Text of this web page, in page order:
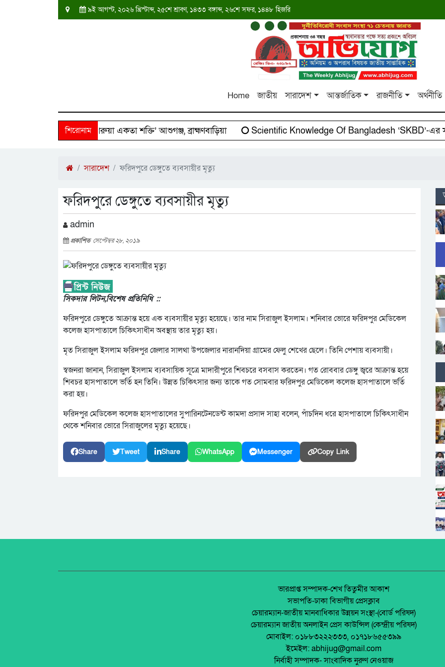
৯ই আগস্ট, ২০২৬ খ্রিস্টাব্দ, ২৫শে শ্রাবণ, ১৪৩৩ বঙ্গাব্দ, ২৬শে সফর, ১৪৪৮ হিজরি
Home জাতীয় সারাদেশ আন্তর্জাতিক রাজনীতি অর্থনীতি
শিরোনাম
পাশে ‘দক্ষিণ তারুয়া একতা শক্তি’ আশুগঞ্জ, ব্রাহ্মণবাড়িয়া Scientific Knowledge Of Bangladesh ‘SKBD’-এর
সারাদেশ ফরিদপুরে ডেঙ্গুতে ব্যবসায়ীর মৃত্যু
ফরিদপুরে ডেঙ্গুতে ব্যবসায়ীর মৃত্যু
admin
প্রকাশিত সেপ্টেম্বর ২৮, ২০১৯
সিকদার লিটন,বিশেষ প্রতিনিধি ::
ফরিদপুরে ডেঙ্গুতে আক্রান্ত হয়ে এক ব্যবসায়ীর মৃত্যু হয়েছে। তার নাম সিরাজুল ইসলাম। শনিবার ভোরে ফরিদপুর মেডিকেল
কলেজ হাসপাতালে চিকিৎসাধীন অবস্থায় তার মৃত্যু হয়।
মৃত সিরাজুল ইসলাম ফরিদপুর জেলার সালথা উপজেলার নারানদিয়া গ্রামের ফেলু শেখের ছেলে। তিনি পেশায় ব্যবসায়ী।
স্বজনরা জানান, সিরাজুল ইসলাম ব্যবসায়িক সূত্রে মাদারীপুরে শিবচরে বসবাস করতেন। গত রোববার ডেঙ্গু জ্বরে আক্রান্ত হয়ে
শিবচর হাসপাতালে ভর্তি হন তিনি। উন্নত চিকিৎসার জন্য তাকে গত সোমবার ফরিদপুর মেডিকেল কলেজ হাসপাতালে ভর্তি
করা হয়।
ফরিদপুর মেডিকেল কলেজ হাসপাতালের সুপারিনটেনডেন্ট কামদা প্রসাদ সাহা বলেন, পাঁচদিন ধরে হাসপাতালে চিকিৎসাধীন
থেকে শনিবার ভোরে সিরাজুলের মৃত্যু হয়েছে।
Share Tweet Share WhatsApp Messenger Copy Link
ভারপ্রাপ্ত সম্পাদক-শেখ তিতুমীর আকাশ
সভাপতি-ঢাকা বিভাগীয় প্রেসক্লাব
চেয়ারম্যান-জাতীয় মানবাধিকার উন্নয়ন সংস্থা-(বোর্ড পরিষদ)
চেয়ারম্যান জাতীয় অনলাইন প্রেস কাউন্সিল (কেন্দ্রীয় পরিষদ)
মোবাইল: ০১৮৮৩২২২৩৩৩, ০১৭১৮৬৫৫৩৯৯
ইমেইল: abhijug@gmail.com
নির্বাহী সম্পাদক- সাংবাদিক নুরুণ নেওয়াজ